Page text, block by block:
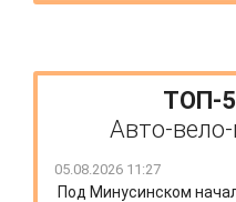
ТОП-5
Авто-
05.08.2026 11:27
Под Минусинском